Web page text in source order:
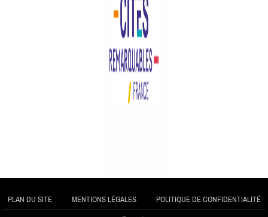
PLAN DU SITE MENTIONS LÉGALES POLITIQUE DE CONFIDENTIALITÉ